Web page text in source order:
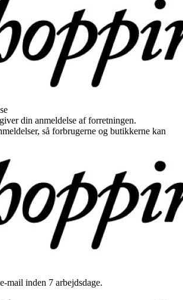
din anmeldelse af forretningen.
så forbrugerne og butikkerne kan
mail inden 7 arbejdsdage.